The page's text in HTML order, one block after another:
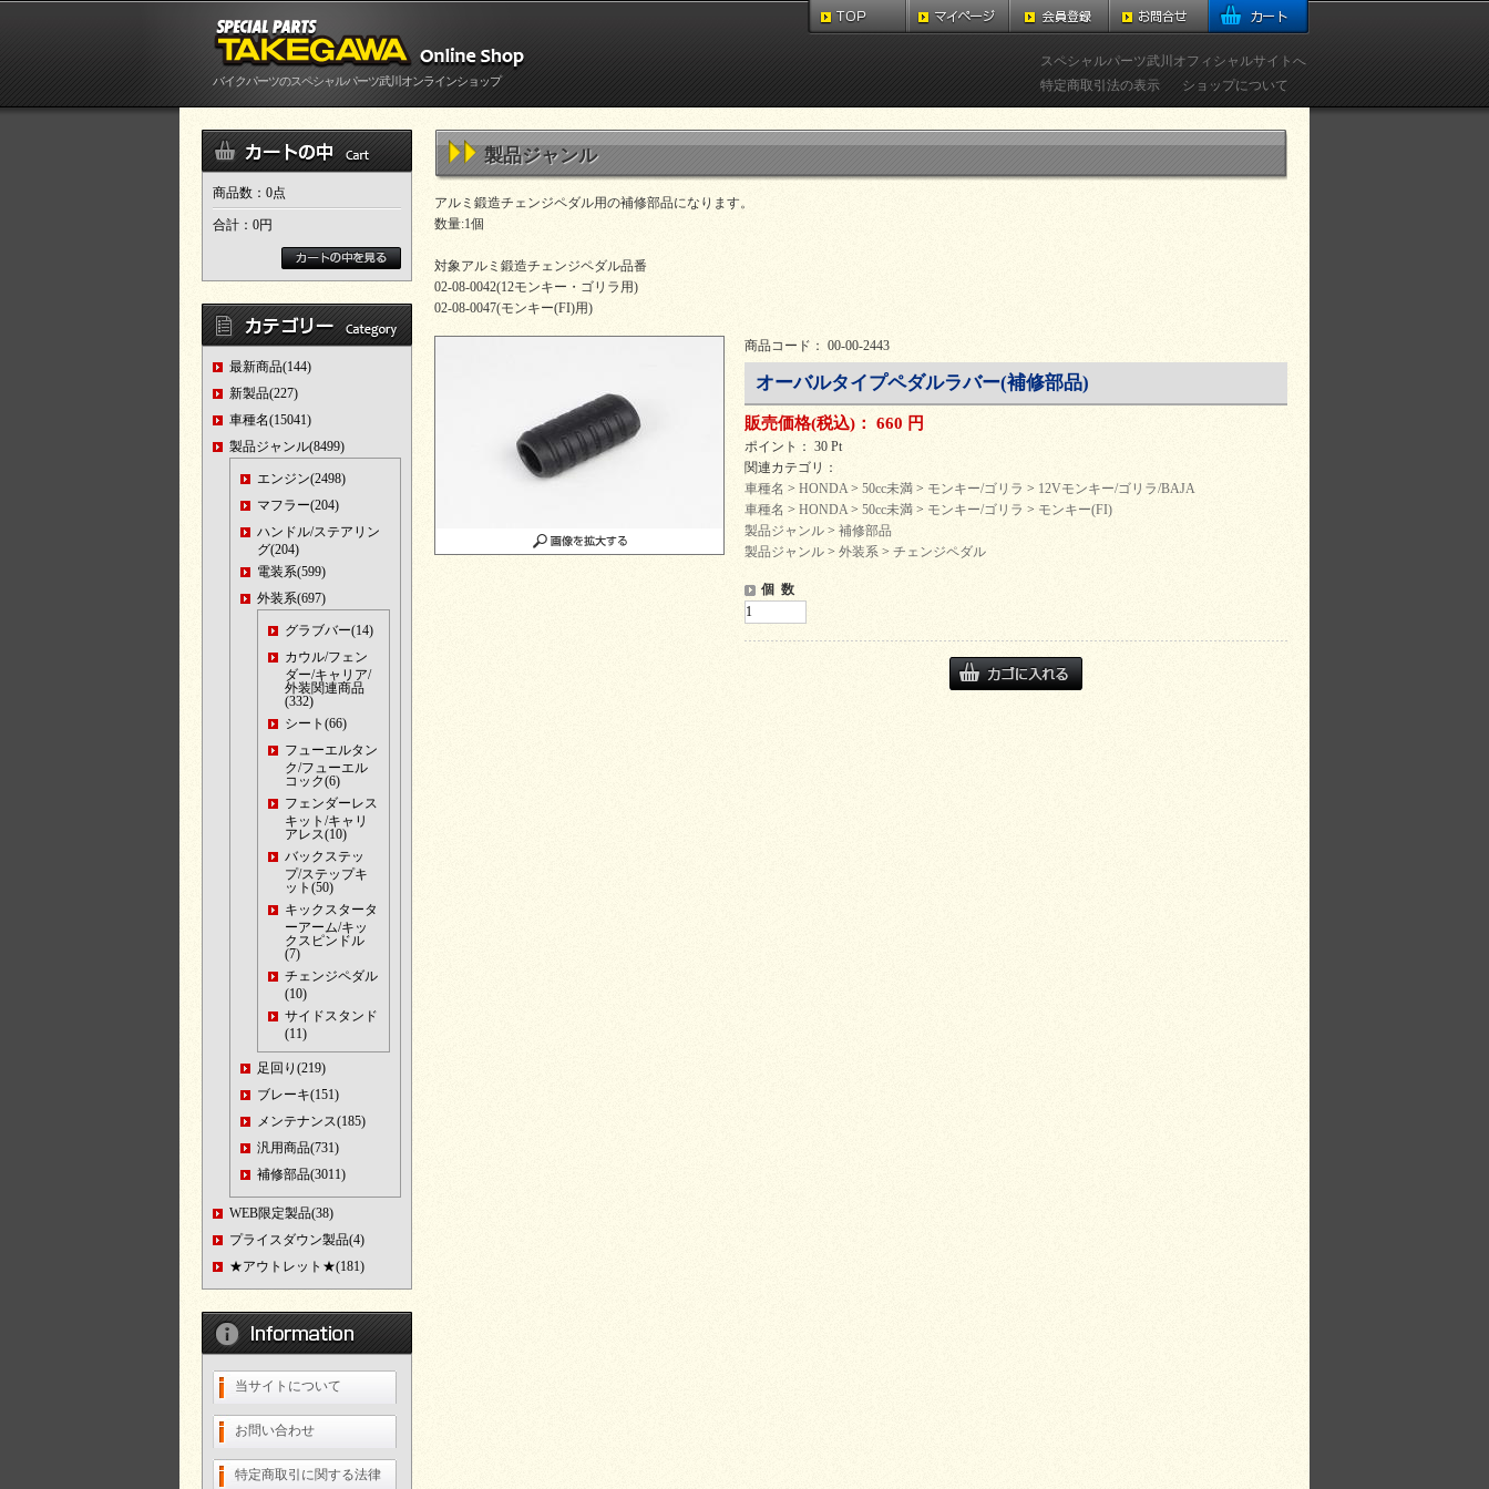
バイクパーツのスペシャルパーツ武川オンラインショップ
スペシャルパーツ武川オフィシャルサイトへ
特定商取引法の表示
ショップについて
商品数：0点
合計： 0円
最新商品(144)
新製品(227)
車種名(15041)
製品ジャンル(8499)
エンジン(2498)
マフラー(204)
ハンドル/ステアリン
グ(204)
電装系(599)
外装系(697)
グラブバー(14)
カウル/フェン
ダー/キャリア/
外装関連商品
(332)
シート(66)
フューエルタン
ク/フューエル
コック(6)
フェンダーレス
キット/キャリ
アレス(10)
バックステッ
プ/ステップキ
ット(50)
キックスタータ
ーアーム/キッ
クスピンドル
(7)
チェンジペダル
(10)
サイドスタンド
(11)
足回り(219)
ブレーキ(151)
メンテナンス(185)
汎用商品(731)
補修部品(3011)
WEB限定製品(38)
プライスダウン製品(4)
★アウトレット★(181)
当サイトについて
お問い合わせ
特定商取引に関する法律
製品ジャンル
アルミ鍛造チェンジペダル用の補修部品になります。
数量:1個
対象アルミ鍛造チェンジペダル品番
02-08-0042(12モンキー・ゴリラ用)
02-08-0047(モンキー(FI)用)
商品コード： 00-00-2443
オーバルタイプペダルラバー(補修部品)
販売価格(税込) ： 660 円
ポイント： 30 Pt
関連カテゴリ：
車種名 > HONDA> 50cc未満 > モンキー/ゴリラ > 12Vモンキー/ゴリラ/BAJA
車種名 > HONDA> 50cc未満 > モンキー/ゴリラ > モンキー(FI)
製品ジャンル > 補修部品
製品ジャンル > 外装系 > チェンジペダル
個 数